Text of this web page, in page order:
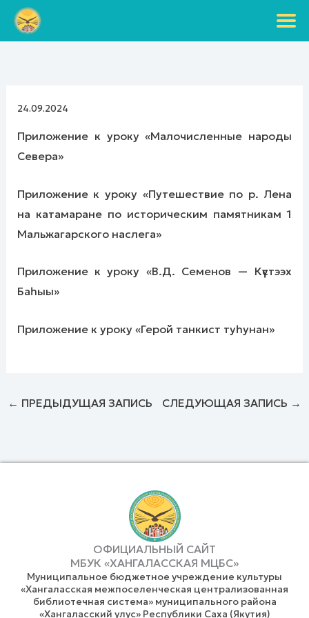
Перейти
24.09.2024
Приложение к уроку «Малочисленные народы
Севера»
Приложение к уроку «Путешествие по р. Лена
на катамаране по историческим памятникам 1
Мальжагарского наслега»
Приложение к уроку «В.Д. Семенов — Күүстээх
Баһыы»
Приложение к уроку «Герой танкист туһунан»
← ПРЕДЫДУЩАЯ ЗАПИСЬ СЛЕДУЮЩАЯ ЗАПИСЬ →
ОФИЦИАЛЬНЫЙ САЙТ
МБУК «ХАНГАЛАССКАЯ МЦБС»
Муниципальное бюджетное учреждение культуры
«Хангаласская межпоселенческая централизованная
библиотечная система» муниципального района
«Хангаласский улус» Республики Саха (Якутия)